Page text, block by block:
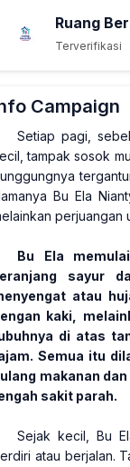
Ruang
Terverifikasi
Campaign
Setiap pagi,
tampak sosok
Bu Ela
perjuangan
Bu Ela
sayur
atau
kaki,
di atas
Semua itu
makanan
sakit parah.
Sejak kecil, Bu
atau berjalan.